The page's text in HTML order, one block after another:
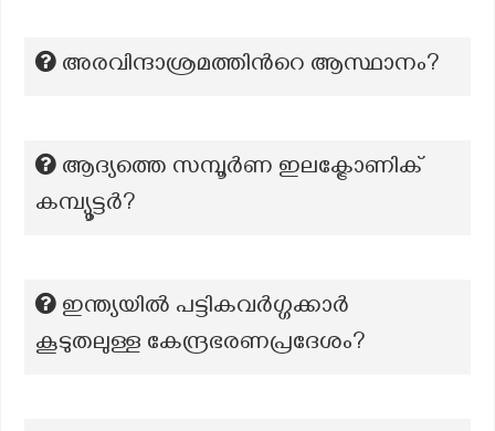
അരവിന്ദാശ്രമത്തിന്‍റെ ആസ്ഥാനം?
ആദ്യത്തെ സമ്പൂർണ ഇലക്ട്രോണിക്
കമ്പ്യൂട്ടർ?
ഇന്ത്യയിൽ പട്ടികവർഗ്ഗക്കാർ
കൂടുതലുള്ള കേന്ദ്രഭരണപ്രദേശം?